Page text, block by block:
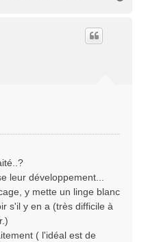
leur développement...
y mette un linge blanc
s'il y en a (très difficile à
( l'idéal est de